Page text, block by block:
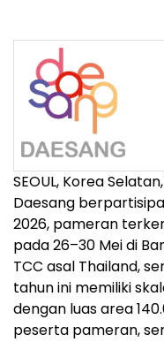
SEOUL, Korea
Daesang
2026, pameran
pada 26–30 Mei di
TCC asal Thailand,
tahun ini memiliki
dengan luas area
peserta pameran,